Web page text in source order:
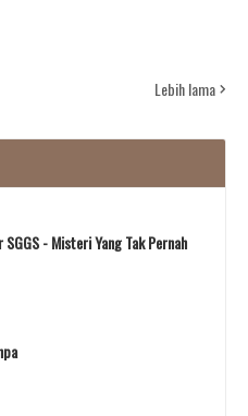
Lebih lama
- Misteri Yang Tak Pernah